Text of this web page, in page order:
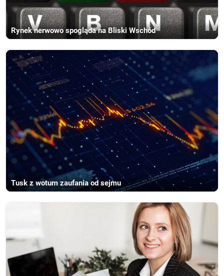
Rynek nerwowo spogląda na Bliski Wschód
Tusk z wotum zaufania od sejmu